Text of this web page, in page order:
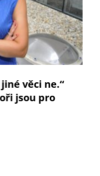
věci ne.“
jsou pro